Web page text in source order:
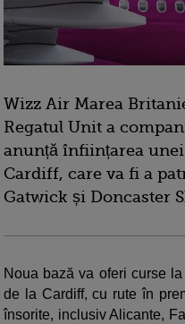
Wizz Air Marea
Regatul Unit a
anunță înființarea
Cardiff, care va fi a
Gatwick și Doncaster
Noua bază va oferi curse
de la Cardiff, cu rute în
însorite, inclusiv Alicante,